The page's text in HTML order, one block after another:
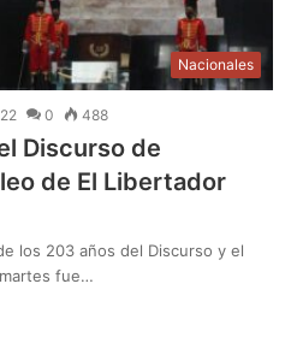
Nacionales
0 488
Discurso de
de El Libertador
los 203 años del Discurso y el
fue…